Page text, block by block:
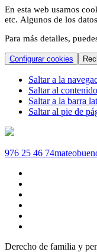
En esta web usamos
etc. Algunos de los
Para más detalles,
Configurar cookies
Saltar a la
Saltar al
Saltar a la barra
Saltar al pie de
976 25 46 74
Derecho de familia y